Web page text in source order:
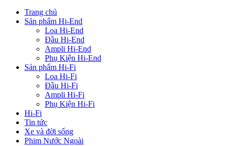
Trang chủ
Sản phẩm Hi-End
Loa Hi-End
Đầu Hi-End
Ampli Hi-End
Phụ Kiện Hi-End
Sản phẩm Hi-Fi
Loa Hi-Fi
Đầu Hi-Fi
Ampli Hi-Fi
Phụ Kiện Hi-Fi
Hi-Fi
Tin tức
Xe và đời sống
Phim Nước Ngoài